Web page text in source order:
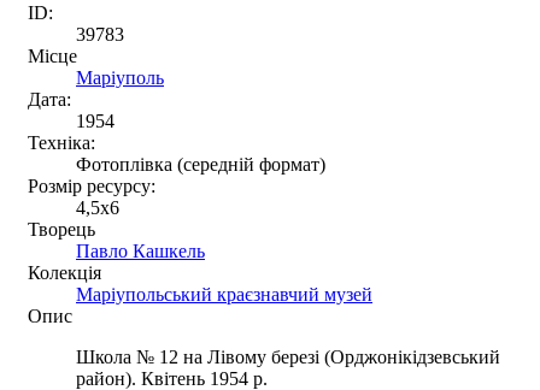
ID:
39783
Місце
Маріуполь
Дата:
1954
Техніка:
Фотоплівка (середній формат)
Розмір ресурсу:
4,5x6
Творець
Павло Кашкель
Колекція
Маріупольський краєзнавчий музей
Опис
Школа № 12 на Лівому березі (Орджонікідзевський
район). Квітень 1954 р.